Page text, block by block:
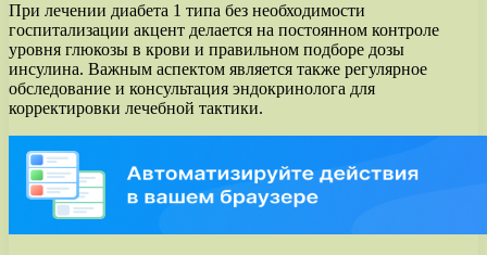
При лечении диабета 1 типа без необходимости
госпитализации акцент делается на постоянном контроле
уровня глюкозы в крови и правильном подборе дозы
инсулина. Важным аспектом является также регулярное
обследование и консультация эндокринолога для
корректировки лечебной тактики.